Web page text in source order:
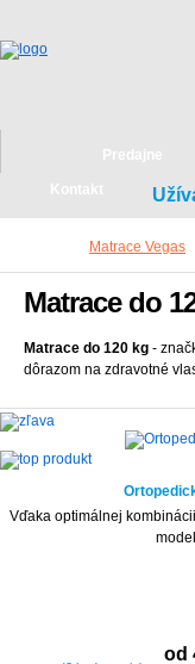
Matrace Vegas
Matrace do
Matrace do 120 kg -
dôrazom na zdravotné
-20%
Vďaka optimálnej
od
Predajne
Kontakt